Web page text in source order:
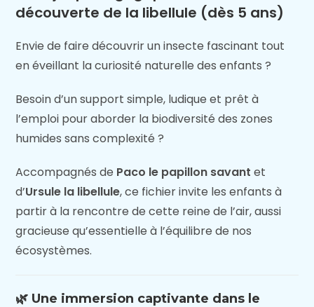
découverte de la libellule (dès 5 ans)
Envie de faire découvrir un insecte fascinant tout
en éveillant la curiosité naturelle des enfants ?
Besoin d’un support simple, ludique et prêt à
l’emploi pour aborder la biodiversité des zones
humides sans complexité ?
Accompagnés de Paco le papillon savant et
d’Ursule la libellule, ce fichier invite les enfants à
partir à la rencontre de cette reine de l’air, aussi
gracieuse qu’essentielle à l’équilibre de nos
écosystèmes.
🌿 Une immersion captivante dans le